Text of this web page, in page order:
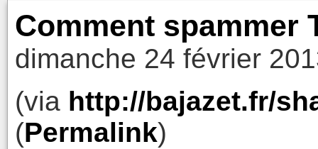
Comment spammer
dimanche 24 février
(via http://bajazet.fr/
(Permalink)